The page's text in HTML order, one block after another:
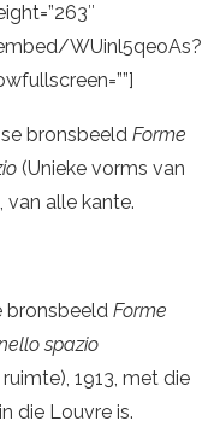
WUinl5qeoAs?
bronsbeeld Forme
(Unieke vorms van
van alle kante.
bronsbeeld Forme
spazio
1913, met die
die Louvre is.